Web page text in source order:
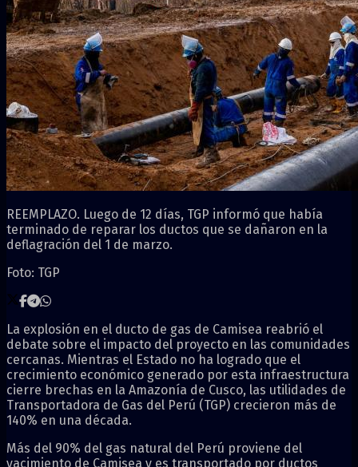
REEMPLAZO. Luego de 12 días, TGP informó que había
terminado de reparar los ductos que se dañaron en la
deflagración del 1 de marzo.
Foto: TGP
La explosión en el ducto de gas de Camisea reabrió el
debate sobre el impacto del proyecto en las comunidades
cercanas. Mientras el Estado no ha logrado que el
crecimiento económico generado por esta infraestructura
cierre brechas en la Amazonía de Cusco, las utilidades de
Transportadora de Gas del Perú (TGP) crecieron más de
140% en una década.
Más del 90% del gas natural del Perú proviene del
yacimiento de Camisea y es transportado por ductos